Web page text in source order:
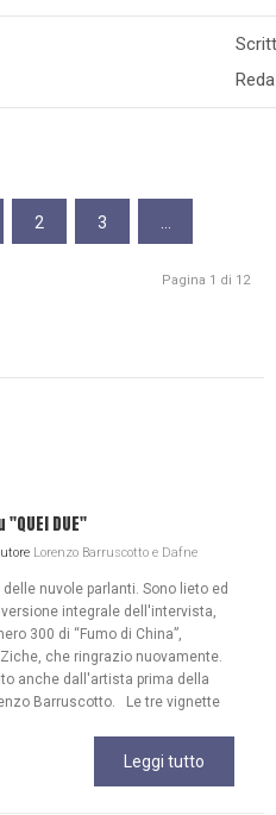
2 3
Pagina 1 di 12
DUE"
Lorenzo Barruscotto e Dafne
nuvole parlanti. Sono lieto ed
integrale dell'intervista,
300 di “Fumo di China”,
che ringrazio nuovamente.
anche dall'artista prima della
Barruscotto. Le tre vignette
Leggi tutto